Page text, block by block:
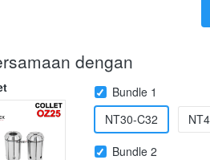
dengan
Bundle 1
NT30-C32
Bundle 2